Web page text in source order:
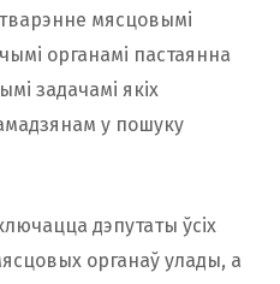
мясцовымі
органамі пастаянна
задачамі якіх
у пошуку
дэпутаты ўсіх
органаў улады, а